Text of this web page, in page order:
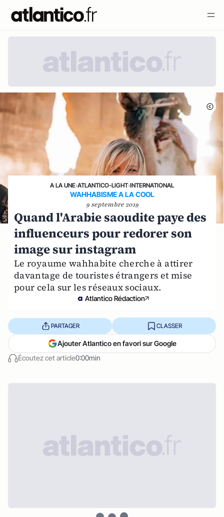
A LA UNE›ATLANTICO-LIGHT›INTERNATIONAL
WAHHABISME A LA COOL
9 septembre 2019
Quand l'Arabie saoudite paye des
influenceurs pour redorer son
image sur instagram
Le royaume wahhabite cherche à attirer
davantage de touristes étrangers et mise
pour cela sur les réseaux sociaux.
Atlantico Rédaction
Écoutez cet article0:00min
PARTAGER CLASSER
Ajouter Atlantico en favori sur Google